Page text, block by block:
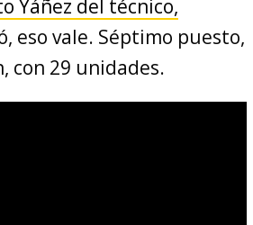
Yáñez del técnico,
eso vale. Séptimo puesto,
con 29 unidades.